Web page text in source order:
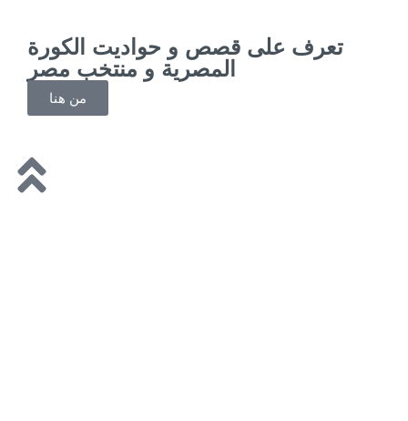
تعرف على قصص و حواديت الكورة
المصرية و منتخب مصر
من هنا